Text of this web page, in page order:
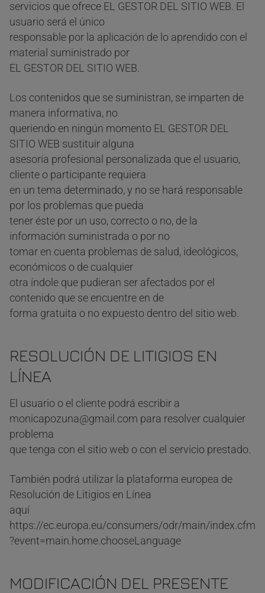
servicios que ofrece EL GESTOR DEL SITIO WEB. El
usuario será el único
responsable por la aplicación de lo aprendido con el
material suministrado por
EL GESTOR DEL SITIO WEB.
Los contenidos que se suministran, se imparten de
manera informativa, no
queriendo en ningún momento EL GESTOR DEL
SITIO WEB sustituir alguna
asesoría profesional personalizada que el usuario,
cliente o participante requiera
en un tema determinado, y no se hará responsable
por los problemas que pueda
tener éste por un uso, correcto o no, de la
información suministrada o por no
tomar en cuenta problemas de salud, ideológicos,
económicos o de cualquier
otra índole que pudieran ser afectados por el
contenido que se encuentre en de
forma gratuita o no expuesto dentro del sitio web.
RESOLUCIÓN DE LITIGIOS EN
LÍNEA
El usuario o el cliente podrá escribir a
monicapozuna@gmail.com para resolver cualquier
problema
que tenga con el sitio web o con el servicio prestado.
También podrá utilizar la plataforma europea de
Resolución de Litigios en Línea
aquí
https://ec.europa.eu/consumers/odr/main/index.cfm
?event=main.home.chooseLanguage
MODIFICACIÓN DEL PRESENTE